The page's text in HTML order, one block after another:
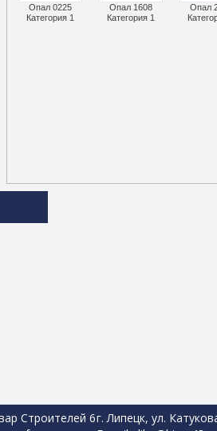
Опал 0225
Категория 1
Опал 1608
Категория 1
Опал
Строителей 6г. Липецк, ул.